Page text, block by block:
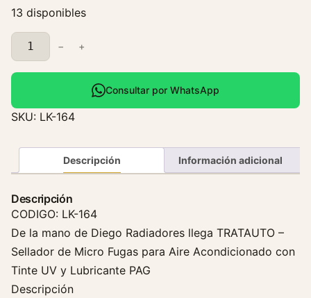
13 disponibles
T
a
p
F
u
P
r
a
A
i
r
e
− +
Consultar por WhatsApp
SKU: LK-164
Descripción Información adicional
Descripción
CODIGO: LK-164
De la mano de Diego Radiadores llega TRATAUTO –
Sellador de Micro Fugas para Aire Acondicionado con
Tinte UV y Lubricante PAG
Descripción